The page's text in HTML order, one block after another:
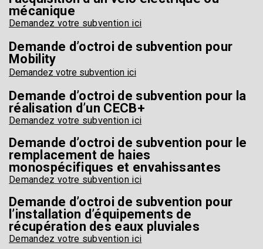
mécanique
Demandez votre subvention ici
Demande d’octroi de subvention pour
Mobility
Demandez votre subvention ici
Demande d’octroi de subvention pour la
réalisation d’un CECB+
Demandez votre subvention ici
Demande d’octroi de subvention pour le
remplacement de haies
monospécifiques et envahissantes
Demandez votre subvention ici
Demande d’octroi de subvention pour
l’installation d’équipements de
récupération des eaux pluviales
Demandez votre subvention ici